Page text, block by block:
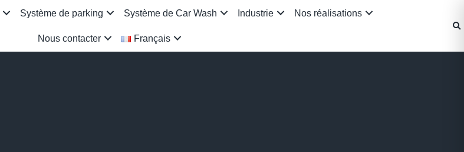
Système de parking Système de Car Wash Industrie Nos réalisations
Nous contacter Français